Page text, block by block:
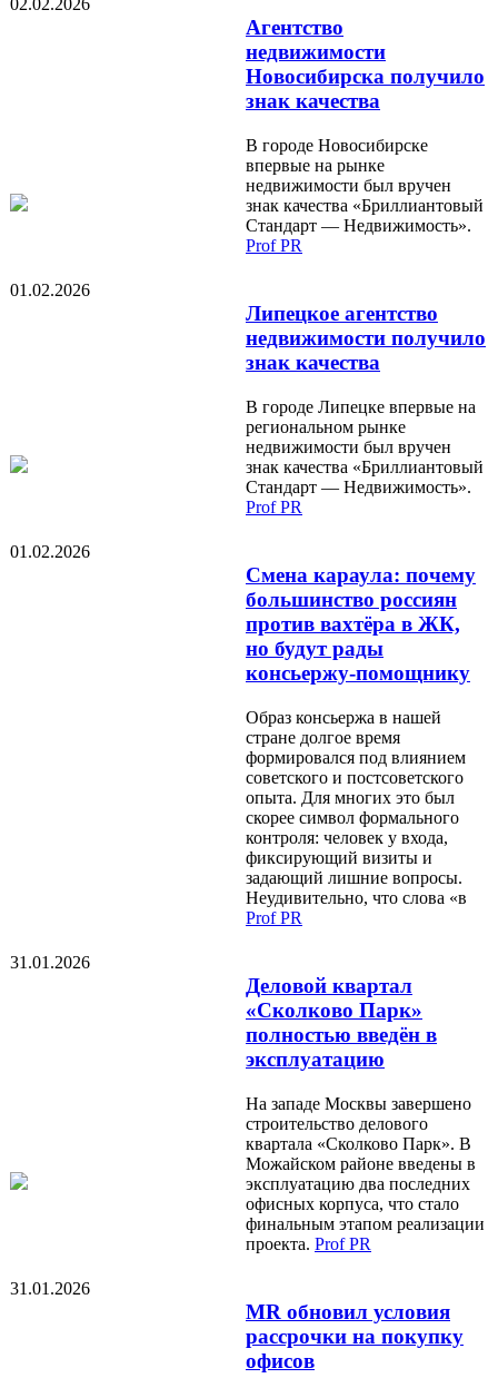
Агентство
недвижимости
Новосибирска получило
знак качества
В городе Новосибирске
впервые на рынке
недвижимости был вручен
знак качества «Бриллиантовый
Стандарт — Недвижимость».
Prof PR
01.02.2026
Липецкое агентство
недвижимости получило
знак качества
В городе Липецке впервые на
региональном рынке
недвижимости был вручен
знак качества «Бриллиантовый
Стандарт — Недвижимость».
Prof PR
01.02.2026
Смена караула: почему
большинство россиян
против вахтёра в ЖК,
но будут рады
консьержу-помощнику
Образ консьержа в нашей
стране долгое время
формировался под влиянием
советского и постсоветского
опыта. Для многих это был
скорее символ формального
контроля: человек у входа,
фиксирующий визиты и
задающий лишние вопросы.
Неудивительно, что слова «в
Prof PR
31.01.2026
Деловой квартал
«Сколково Парк»
полностью введён в
эксплуатацию
На западе Москвы завершено
строительство делового
квартала «Сколково Парк». В
Можайском районе введены в
эксплуатацию два последних
офисных корпуса, что стало
финальным этапом реализации
проекта. Prof PR
31.01.2026
MR обновил условия
рассрочки на покупку
офисов